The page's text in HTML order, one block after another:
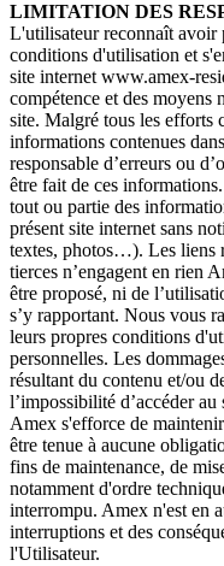
LIMITATION DES
L'utilisateur reconnaît avoir
conditions d'utilisation et
site internet www.amex-
compétence et des moyens
site. Malgré tous les efforts
informations contenues
responsable d’erreurs ou
être fait de ces
tout ou partie des
présent site internet sans
textes, photos…). Les liens
tierces n’engagent en rien
être proposé, ni de
s’y rapportant. Nous vous
leurs propres conditions
personnelles. Les
résultant du contenu et/ou
l’impossibilité d’accéder
Amex s'efforce de
être tenue à aucune
fins de maintenance, de
notamment d'ordre
interrompu. Amex n'est en
interruptions et des
l'Utilisateur.